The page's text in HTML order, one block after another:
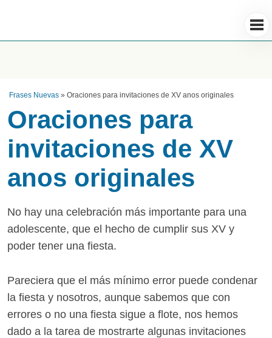
Frases Nuevas » Oraciones para invitaciones de XV anos originales
Oraciones para
invitaciones de XV
anos originales
No hay una celebración más importante para una
adolescente, que el hecho de cumplir sus XV y
poder tener una fiesta.
Pareciera que el más mínimo error puede condenar
la fiesta y nosotros, aunque sabemos que con
errores o no una fiesta sigue a flote, nos hemos
dado a la tarea de mostrarte algunas invitaciones